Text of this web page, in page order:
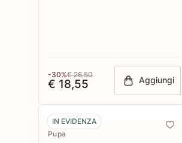
-30%€ 26,50
€ 18,55 Aggiungi
IN EVIDENZA
Pupa